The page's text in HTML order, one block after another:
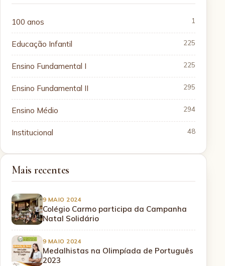
100 anos 1
Educação Infantil 225
Ensino Fundamental I 225
Ensino Fundamental II 295
Ensino Médio 294
Institucional 48
Mais recentes
9 MAIO 2024
Colégio Carmo participa da Campanha
Natal Solidário
9 MAIO 2024
Medalhistas na Olimpíada de Português
2023